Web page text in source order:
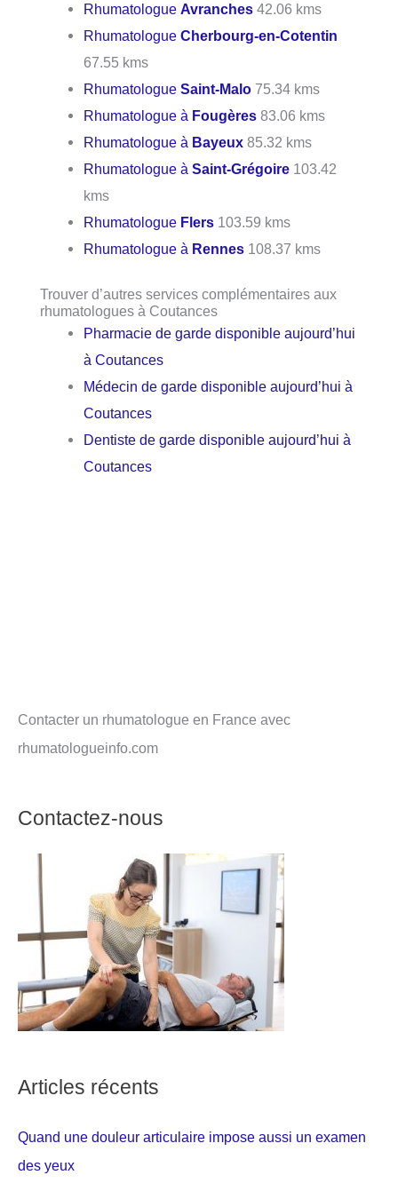
RhumatologueAvranches 42.06 kms
RhumatologueCherbourg-en-Cotentin
67.55 kms
RhumatologueSaint-Malo 75.34 kms
Rhumatologue à Fougères 83.06 kms
Rhumatologue à Bayeux 85.32 kms
Rhumatologue àSaint-Grégoire 103.42
kms
Rhumatologue Flers 103.59 kms
Rhumatologue à Rennes 108.37 kms
Trouver d’autres services complémentaires aux
rhumatologues à Coutances
Pharmacie de garde disponible aujourd’hui
à Coutances
Médecin de garde disponible aujourd’hui à
Coutances
Dentiste de garde disponible aujourd’hui à
Coutances
Contacter un rhumatologue en France avec
rhumatologueinfo.com
Contactez-nous
Articles récents
Quand une douleur articulaire impose aussi un examen
des yeux